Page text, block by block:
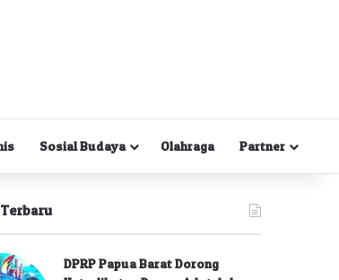
Sosial Budaya Olahraga Partner
DPRP Papua Barat Dorong